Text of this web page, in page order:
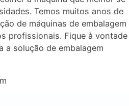
Temos muitos anos de
de máquinas de embalagem
profissionais. Fique à vontade
a solução de embalagem